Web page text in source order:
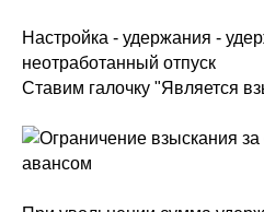
Настройка - удержания -
неотработанный отпуск
Ставим галочку "Является